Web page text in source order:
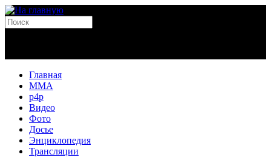
Главная
MMA
p4p
Видео
Фото
Досье
Энциклопедия
Трансляции